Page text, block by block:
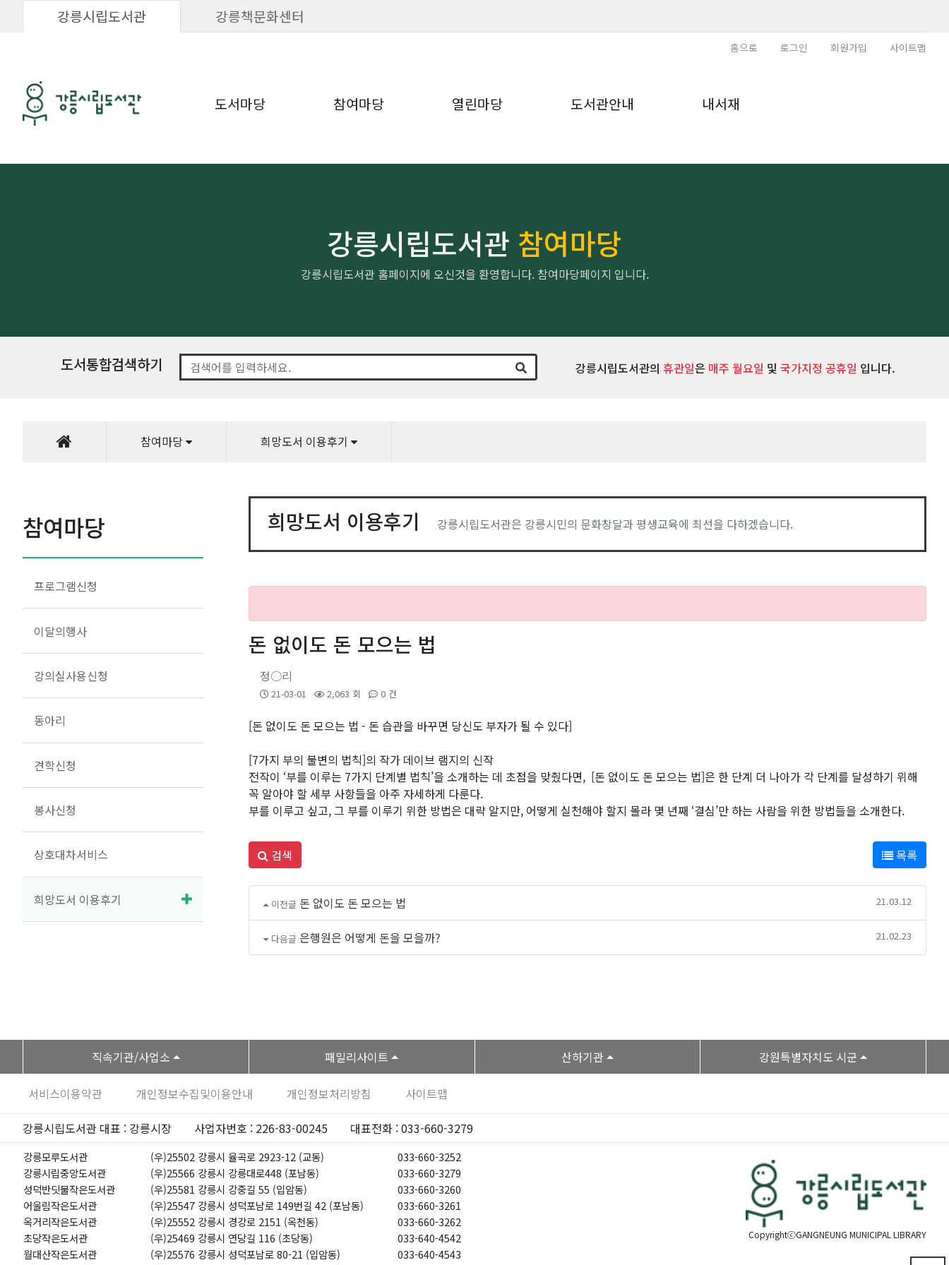
강릉시립도서관 강릉책문화센터
홈으로 로그인 회원가입 사이트맵
도서마당 참여마당 열린마당 도서관안내 내서재
강릉시립도서관 참여마당
강릉시립도서관 홈페이지에 오신것을 환영합니다. 참여마당페이지 입니다.
도서통합검색하기 강릉시립도서관의휴관일은 매주 월요일 및국가지정 공휴일 입니다.
참여마당 희망도서 이용후기
참여마당
프로그램신청
이달의행사
강의실사용신청
동아리
견학신청
봉사신청
상호대차서비스
희망도서 이용후기
희망도서 이용후기 강릉시립도서관은 강릉시민의 문화창달과 평생교육에 최선을 다하겠습니다.
돈 없이도 돈 모으는 법
정○리
21-03-01 2,063 회 0 건
[돈 없이도 돈 모으는 법 - 돈 습관을 바꾸면 당신도 부자가 될 수 있다]
[7가지 부의 불변의 법칙]의 작가 데이브 램지의 신작
전작이 ‘부를 이루는 7가지 단계별 법칙’을 소개하는 데 초점을 맞췄다면, [돈 없이도 돈 모으는 법]은 한 단계 더 나아가 각 단계를 달성하기 위해
꼭 알아야 할 세부 사항들을 아주 자세하게 다룬다.
부를 이루고 싶고, 그 부를 이루기 위한 방법은 대략 알지만, 어떻게 실천해야 할지 몰라 몇 년째 ‘결심’만 하는 사람을 위한 방법들을 소개한다.
검색 목록
이전글 돈 없이도 돈 모으는 법 21.03.12
다음글 은행원은 어떻게 돈을 모을까? 21.02.23
직속기관/사업소 패밀리사이트 산하기관 강원특별자치도 시군
서비스이용약관 개인정보수집및이용안내 개인정보처리방침 사이트맵
강릉시립도서관 대표 : 강릉시장 사업자번호 : 226-83-00245 대표전화 : 033-660-3279
강릉모루도서관 (우)25502 강릉시 율곡로 2923-12 (교동)
033-660-3252
강릉시립중앙도서관
(우)25566 강릉시 강릉대로448 (포남동)
033-660-3279
성덕반딧불작은도서관
(우)25581 강릉시 강중길 55 (입암동)
033-660-3260
어울림작은도서관
(우)25547 강릉시 성덕포남로 149번길 42 (포남동)
033-660-3261
옥거리작은도서관
(우)25552 강릉시 경강로 2151 (옥천동)
033-660-3262
초당작은도서관
(우)25469 강릉시 연당길 116 (초당동)
033-640-4542
월대산작은도서관
(우)25576 강릉시 성덕포남로 80-21 (입암동)
033-640-4543
CopyrightⓒGANGNEUNG MUNICIPAL LIBRARY